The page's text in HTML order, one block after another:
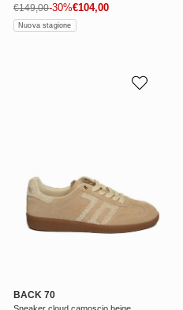
Prezzo di vendita
€104,00
Prezzo normale
€149,00-30%
Nuova stagione
BACK 70
Sneaker cloud camoscio beige